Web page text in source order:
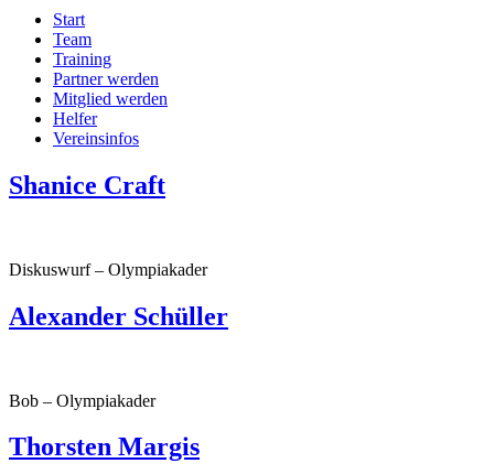
Start
Team
Training
Partner werden
Mitglied werden
Helfer
Vereinsinfos
Shanice Craft
Diskuswurf – Olympiakader
Alexander Schüller
Bob – Olympiakader
Thorsten Margis